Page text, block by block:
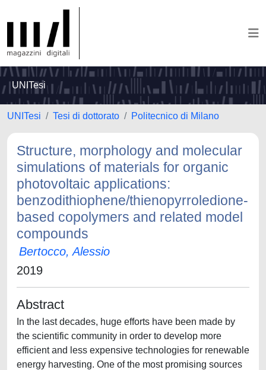
UNITesi
UNITesi Tesi di dottorato Politecnico di Milano
Structure, morphology and molecular
simulations of materials for organic
photovoltaic applications:
benzodithiophene/thienopyrroledione-
based copolymers and related model
compounds
Bertocco, Alessio
2019
Abstract
In the last decades, huge efforts have been made by
the scientific community in order to develop more
efficient and less expensive technologies for renewable
energy harvesting. One of the most promising sources